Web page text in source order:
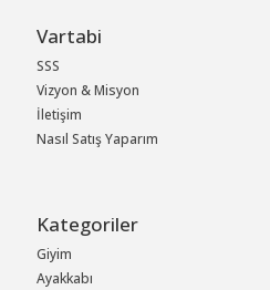
Vartabi
SSS
Vizyon & Misyon
İletişim
Nasıl Satış Yaparım
Kategoriler
Giyim
Ayakkabı